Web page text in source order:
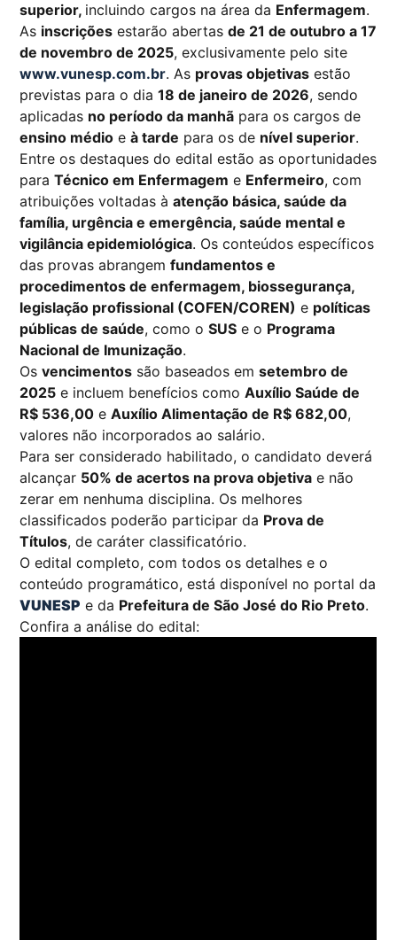
superior, incluindo cargos na área da Enfermagem.
As inscrições estarão abertasde 21 de outubro a 17
de novembro de 2025, exclusivamente pelo site
www.vunesp.com.br. As provas objetivas estão
previstas para o dia18 de janeiro de 2026, sendo
aplicadas no período da manhã para os cargos de
ensino médio eà tarde para os de nível superior.
Entre os destaques do edital estão as oportunidades
paraTécnico em Enfermagem e Enfermeiro, com
atribuições voltadas àatenção básica, saúde da
família, urgência e emergência, saúde mental e
vigilância epidemiológica. Os conteúdos específicos
das provas abrangemfundamentos e
procedimentos de enfermagem, biossegurança,
legislação profissional (COFEN/COREN) e políticas
públicas de saúde, como oSUS e o Programa
Nacional de Imunização.
Osvencimentos são baseados emsetembro de
2025 e incluem benefícios comoAuxílio Saúde de
R$ 536,00 eAuxílio Alimentação de R$ 682,00,
valores não incorporados ao salário.
Para ser considerado habilitado, o candidato deverá
alcançar 50% de acertos na prova objetiva e não
zerar em nenhuma disciplina. Os melhores
classificados poderão participar da Prova de
Títulos, de caráter classificatório.
O edital completo, com todos os detalhes e o
conteúdo programático, está disponível no portal da
VUNESP e da Prefeitura de São José do Rio Preto.
Confira a análise do edital: